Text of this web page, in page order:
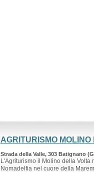
AGRITURISMO
Strada della Valle, 303 Batignano
L'Agriturismo il Molino della Volta
Nomadelfia nel cuore della